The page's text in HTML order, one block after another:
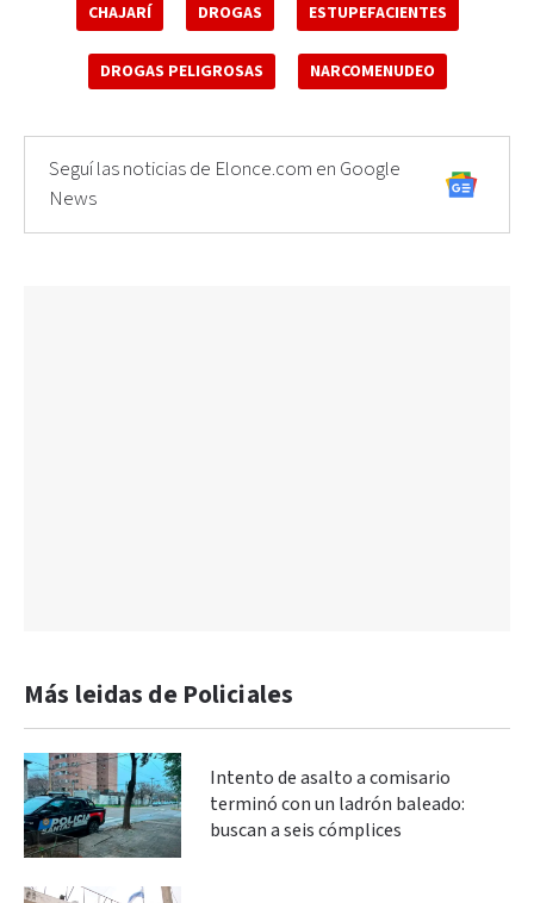
CHAJARÍ DROGAS ESTUPEFACIENTES
DROGAS PELIGROSAS NARCOMENUDEO
Seguí las noticias de Elonce.com en Google
News
Más leidas de Policiales
Intento de asalto a comisario
terminó con un ladrón baleado:
buscan a seis cómplices